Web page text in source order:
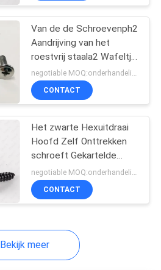
Van de de Schroevenph2
Aandrijving van het
roestvrij staala2 Wafeltje
de Hoofd Zelf
Onttrekkende Volledige
Draad
negotiable MOQ:onderhandelingen
CONTACT
Het zwarte Hexuitdraai
Hoofd Zelf Onttrekken
schroeft Gekartelde
Gecombineerde Sems-
Elektroforese
negotiable MOQ:onderhandelingen
CONTACT
Bekijk meer